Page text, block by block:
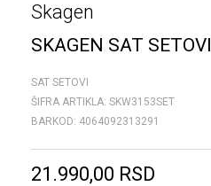
Skagen
SKAGEN SAT SETOVI
SAT SETOVI
ŠIFRA ARTIKLA: SKW3153SET
BARKOD: 4064092313291
21.990,00 RSD